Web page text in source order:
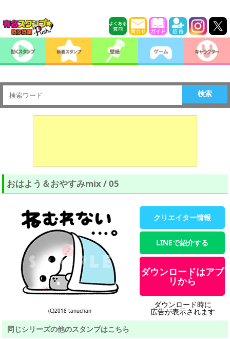
検索
おはよう＆おやすみmix / 05
(C)2018 tanuchan
クリエイター情報
LINEで紹介する
ダウンロードはアプ
リから
ダウンロード時に
広告が表示されます
同じシリーズの他のスタンプはこちら